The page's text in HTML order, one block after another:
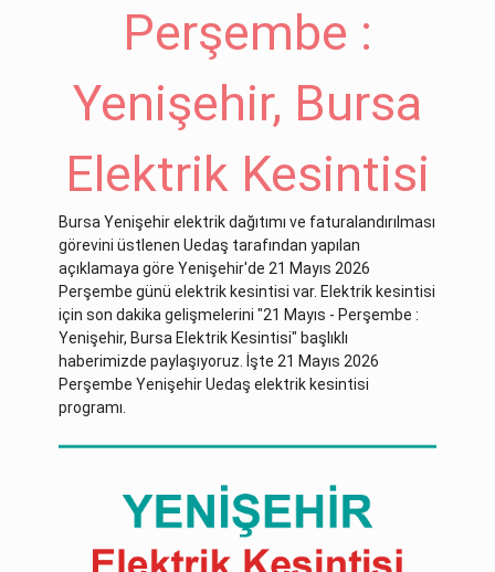
KesintisiPerşembe :
Yenişehir, Bursa
Elektrik Kesintisi
Bursa Yenişehir elektrik dağıtımı ve faturalandırılması
görevini üstlenen Uedaş tarafından yapılan
açıklamaya göre Yenişehir'de 21 Mayıs 2026
Perşembe günü elektrik kesintisi var. Elektrik kesintisi
için son dakika gelişmelerini "21 Mayıs - Perşembe :
Yenişehir, Bursa Elektrik Kesintisi" başlıklı
haberimizde paylaşıyoruz. İşte 21 Mayıs 2026
Perşembe Yenişehir Uedaş elektrik kesintisi
programı.